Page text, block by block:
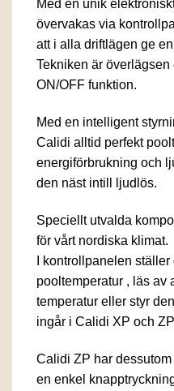
Med en unik
övervakas via
att i alla driftlägen ge
Tekniken är överlägsen
ON/OFF funktion.
Med en intelligent
Calidi alltid perfekt
energiförbrukning och
den näst intill ljudlös.
Speciellt utvalda
för vårt nordiska klimat.
I kontrollpanelen
pooltemperatur , läs av
temperatur eller styr
ingår i Calidi XP och
Calidi ZP har
en enkel